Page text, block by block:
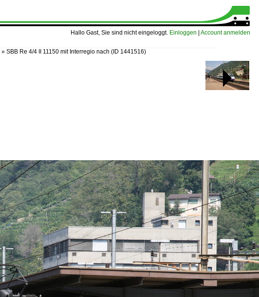
Hallo Gast, Sie sind nicht eingeloggt. Einloggen Account anmelden
» SBB Re 4/4 II 11150 mit Interregio nach (ID 1441516)